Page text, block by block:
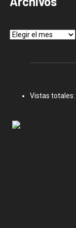
Archivos
Vistas totales: